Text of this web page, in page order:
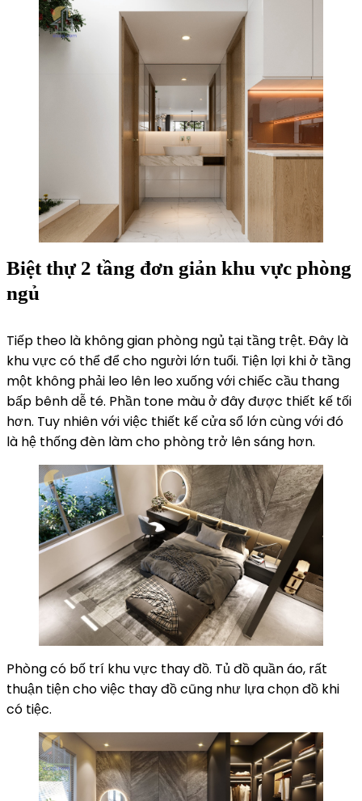
Biệt thự 2 tầng đơn giản khu vực phòng
ngủ
Tiếp theo là không gian phòng ngủ tại tầng trệt. Đây là
khu vực có thể để cho người lớn tuổi. Tiện lợi khi ở tầng
một không phải leo lên leo xuống với chiếc cầu thang
bấp bênh dễ té. Phần tone màu ở đây được thiết kế tối
hơn. Tuy nhiên với việc thiết kế cửa sổ lớn cùng với đó
là hệ thống đèn làm cho phòng trở lên sáng hơn.
Phòng có bố trí khu vực thay đồ. Tủ đồ quần áo, rất
thuận tiện cho việc thay đồ cũng như lựa chọn đồ khi
có tiệc.